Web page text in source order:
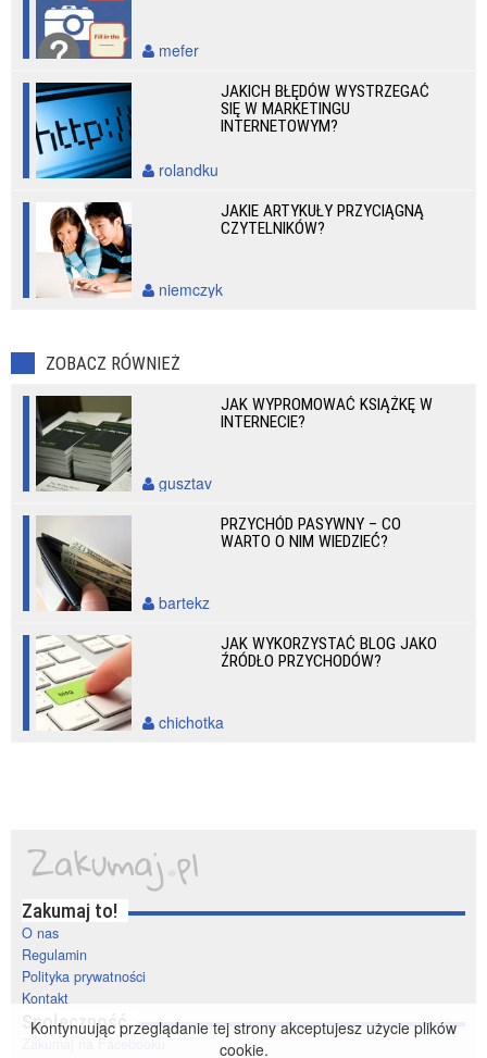
mefer
JAKICH BŁĘDÓW WYSTRZEGAĆ
SIĘ W MARKETINGU
INTERNETOWYM?
rolandku
JAKIE ARTYKUŁY PRZYCIĄGNĄ
CZYTELNIKÓW?
niemczyk
ZOBACZ RÓWNIEŻ
JAK WYPROMOWAĆ KSIĄŻKĘ W
INTERNECIE?
gusztav
PRZYCHÓD PASYWNY – CO
WARTO O NIM WIEDZIEĆ?
bartekz
JAK WYKORZYSTAĆ BLOG JAKO
ŹRÓDŁO PRZYCHODÓW?
chichotka
Zakumaj to!
O nas
Regulamin
Polityka prywatności
Kontakt
Społeczność
Zakumaj na Facebooku
Kontynuując przeglądanie tej strony akceptujesz użycie plików
cookie.